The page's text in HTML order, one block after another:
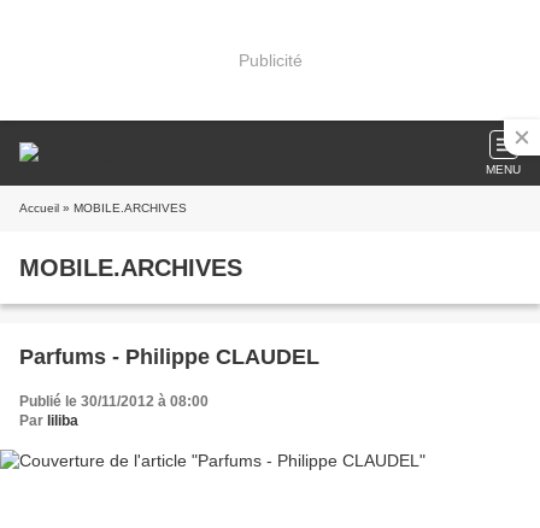
Publicité
MENU
Accueil » MOBILE.ARCHIVES
MOBILE.ARCHIVES
Parfums - Philippe CLAUDEL
Publié le 30/11/2012 à 08:00
Par liliba